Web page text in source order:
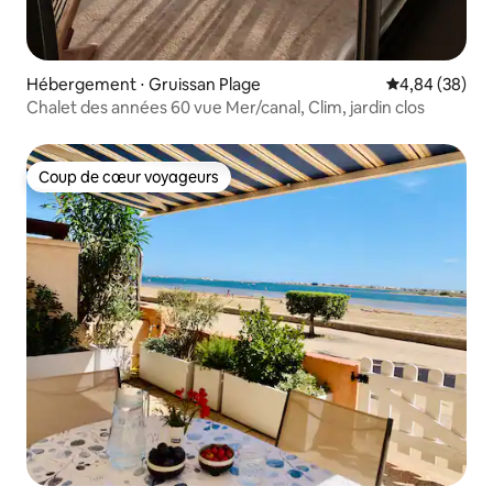
Hébergement ⋅ Gruissan Plage Évaluation
4,84 (38)
Chalet des années 60 vue Mer/canal, Clim, jardin clos
Coup de cœur voyageurs
Coup de cœur voyageurs